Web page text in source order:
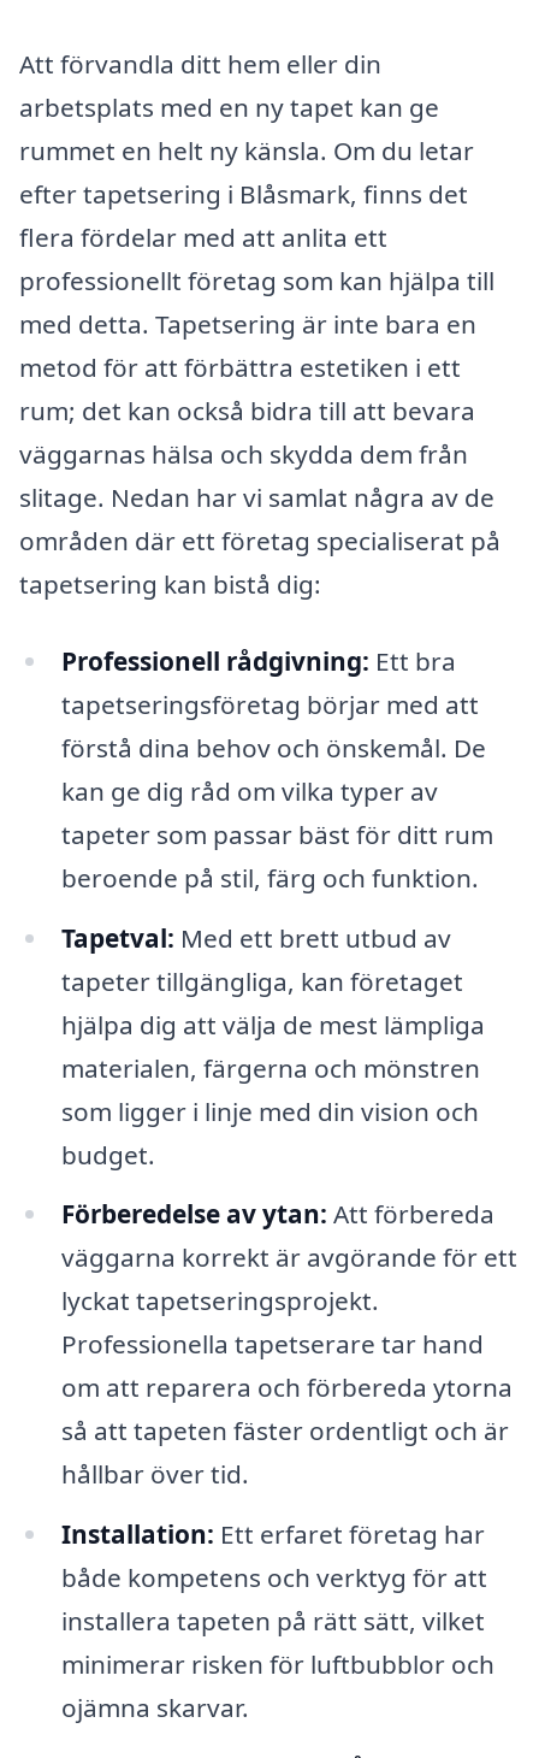
Att förvandla ditt hem eller din
arbetsplats med en ny tapet kan ge
rummet en helt ny känsla. Om du letar
efter tapetsering i Blåsmark, finns det
flera fördelar med att anlita ett
professionellt företag som kan hjälpa till
med detta. Tapetsering är inte bara en
metod för att förbättra estetiken i ett
rum; det kan också bidra till att bevara
väggarnas hälsa och skydda dem från
slitage. Nedan har vi samlat några av de
områden där ett företag specialiserat på
tapetsering kan bistå dig:
Professionell rådgivning: Ett bra
tapetseringsföretag börjar med att
förstå dina behov och önskemål. De
kan ge dig råd om vilka typer av
tapeter som passar bäst för ditt rum
beroende på stil, färg och funktion.
Tapetval: Med ett brett utbud av
tapeter tillgängliga, kan företaget
hjälpa dig att välja de mest lämpliga
materialen, färgerna och mönstren
som ligger i linje med din vision och
budget.
Förberedelse av ytan: Att förbereda
väggarna korrekt är avgörande för ett
lyckat tapetseringsprojekt.
Professionella tapetserare tar hand
om att reparera och förbereda ytorna
så att tapeten fäster ordentligt och är
hållbar över tid.
Installation: Ett erfaret företag har
både kompetens och verktyg för att
installera tapeten på rätt sätt, vilket
minimerar risken för luftbubblor och
ojämna skarvar.